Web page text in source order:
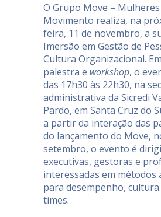
O Grupo Move –
Movimento realiza, na
feira, 11 de novembro, a
Imersão em Gestão de
Cultura Organizacional.
palestra e workshop, o
das 17h30 às 22h30, na
administrativa da Sicredi
Pardo, em Santa Cruz do
a partir da interação das
do lançamento do Move,
setembro, o evento é
executivas, gestoras e
interessadas em métodos
para desempenho,
times.